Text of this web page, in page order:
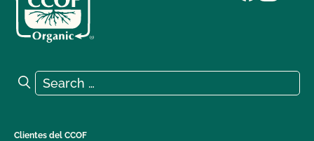
Search for:
Search
Clientes del CCOF